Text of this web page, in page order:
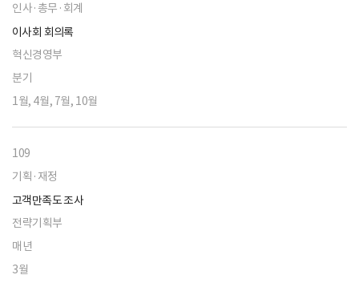
인사·총무·회계
이사회 회의록
혁신경영부
분기
1월, 4월, 7월, 10월
109
기획·재정
고객만족도 조사
전략기획부
매년
3월